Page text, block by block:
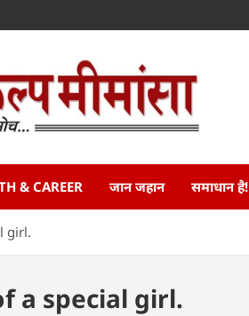
& CAREER जान जहान समाधान है!
girl.
a special girl.